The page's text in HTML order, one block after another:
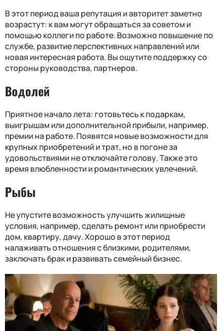
В этот период ваша репутация и авторитет заметно
возрастут: к вам могут обращаться за советом и
помощью коллеги по работе. Возможно повышение по
службе, развитие перспективных направлений или
новая интересная работа. Вы ощутите поддержку со
стороны руководства, партнеров.
Водолей
Приятное начало лета: готовьтесь к подаркам,
выигрышам или дополнительной прибыли, например,
премии на работе. Появятся новые возможности для
крупных приобретений и трат, но в погоне за
удовольствиями не отключайте голову. Также это
время влюбленности и романтических увлечений.
Рыбы
Не упустите возможность улучшить жилищные
условия, например, сделать ремонт или приобрести
дом, квартиру, дачу. Хорошо в этот период
налаживать отношения с близкими, родителями,
заключать брак и развивать семейный бизнес.